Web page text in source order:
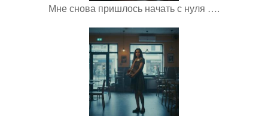
Мне снова пришлось начать с нуля ….